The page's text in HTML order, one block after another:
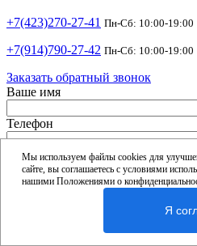
Мы используем файлы cookies для
сайте, вы соглашаетесь с условиями
нашими Положениями о
Я
+7(423)270-27-41 Пн-Сб: 10:00-19:00
+7(914)790-27-42 Пн-Сб: 10:00-19:00
Заказать обратный звонок
Ваше имя
Телефон
Удобное время
-
Антибот
Отправить